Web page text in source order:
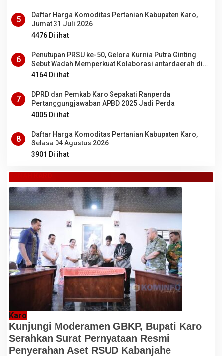
5
Daftar Harga Komoditas Pertanian Kabupaten Karo,
Jumat 31 Juli 2026
4476 Dilihat
6
Penutupan PRSU ke-50, Gelora Kurnia Putra Ginting
Sebut Wadah Memperkuat Kolaborasi antardaerah di
Sumut
4164 Dilihat
7
DPRD dan Pemkab Karo Sepakati Ranperda
Pertanggungjawaban APBD 2025 Jadi Perda
4005 Dilihat
8
Daftar Harga Komoditas Pertanian Kabupaten Karo,
Selasa 04 Agustus 2026
3901 Dilihat
TANAH KARO
Karo
Kunjungi Moderamen GBKP, Bupati Karo
Serahkan Surat Pernyataan Resmi
Penyerahan Aset RSUD Kabanjahe